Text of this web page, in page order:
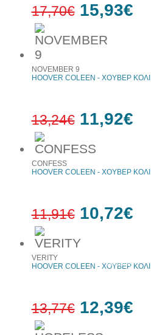
17,70€ 15,93€
NOVEMBER 9
HOOVER COLEEN - ΧΟΥΒΕΡ
13,24€ 11,92€
έκπτωση
CONFESS
HOOVER COLEEN - ΧΟΥΒΕΡ
11,91€ 10,72€
VERITY
HOOVER COLEEN - ΧΟΥΒΕΡ
13,77€ 12,39€